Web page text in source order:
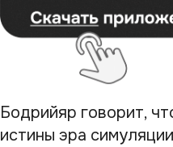
Бодрийяр говорит,
истины эра